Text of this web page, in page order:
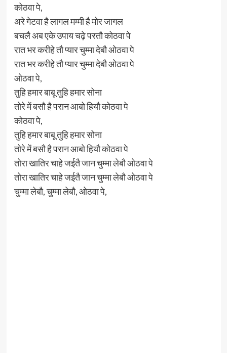
कोठवा पे,
अरे गेटवा है लागल मम्मी है मोर जागल
बचलै अब एके उपाय चढ़े परतौ कोठवा पे
रात भर करीहे तौ प्यार चुम्मा देबौ ओठवा पे
रात भर करीहे तौ प्यार चुम्मा देबौ ओठवा पे
ओठवा पे,
तुहि हमार बाबू तुहि हमार सोना
तोरे में बसौ है परान आबो हियौ कोठवा पे
कोठवा पे,
तुहि हमार बाबू तुहि हमार सोना
तोरे में बसौ है परान आबो हियौ कोठवा पे
तोरा खातिर चाहे जईतै जान चुम्मा लेबौ ओठवा पे
तोरा खातिर चाहे जईतै जान चुम्मा लेबौ ओठवा पे
चुम्मा लेबौ, चुम्मा लेबौ, ओठवा पे,